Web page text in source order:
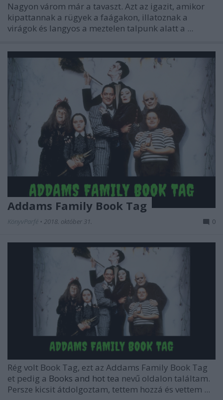
Nagyon várom már a tavaszt. Azt az igazit, amikor
kipattannak a rügyek a faágakon, illatoznak a
virágok és langyos a meztelen talpunk alatt a ...
Addams Family Book Tag
KönyvParfé • 2018. október 31. 0
Rég volt Book Tag, ezt az Addams Family Book Tag
et pedig a Books and hot tea nevű oldalon találtam.
Persze kicsit átdolgoztam, tettem hozzá és vettem ...